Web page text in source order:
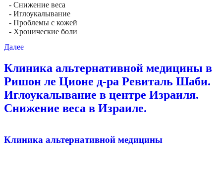
- Снижение веса
- Иглоукалывание
- Проблемы с кожей
- Хронические боли
Далее
Клиника альтернативной медицины в
Ришон ле Ционе д-ра Ревиталь Шаби.
Иглоукалывание в центре Израиля.
Снижение веса в Израиле.
Клиника альтернативной медицины